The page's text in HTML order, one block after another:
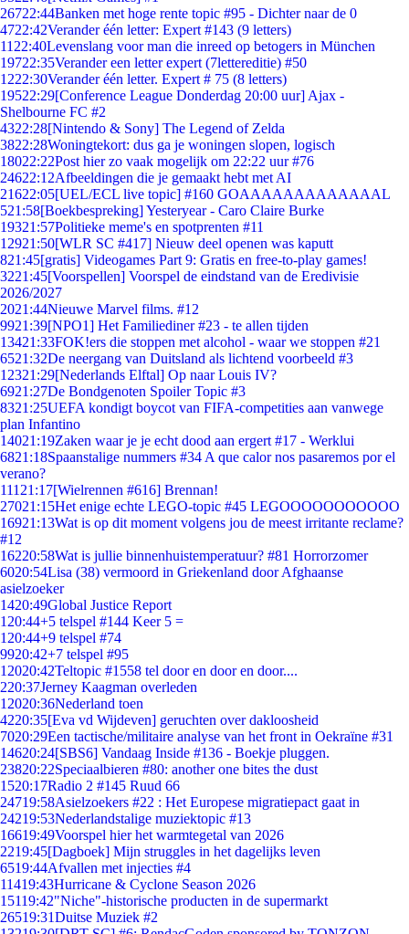
26722:44Banken met hoge rente topic #95 - Dichter naar de 0
4722:42Verander één letter: Expert #143 (9 letters)
11 22:40Levenslang voor man die inreed op betogers in München
19722:35Verander een letter expert (7lettereditie) #50
1222:30Verander één letter. Expert # 75 (8 letters)
19522:29[Conference League Donderdag 20:00 uur] Ajax -
Shelbourne FC #2
4322:28[Nintendo & Sony] The Legend of Zelda
3822:28Woningtekort: dus ga je woningen slopen, logisch
18022:22Post hier zo vaak mogelijk om 22:22 uur #76
24622:12Afbeeldingen die je gemaakt hebt met AI
21622:05[UEL/ECL live topic] #160 GOAAAAAAAAAAAAAL
521:58[Boekbespreking] Yesteryear - Caro Claire Burke
19321:57Politieke meme's en spotprenten #11
12921:50[WLR SC #417] Nieuw deel openen was kaputt
821:45[gratis] Videogames Part 9: Gratis en free-to-play games!
3221:45[Voorspellen] Voorspel de eindstand van de Eredivisie
2026/2027
2021:44Nieuwe Marvel films. #12
9921:39[NPO1] Het Familiediner #23 - te allen tijden
13421:33FOK!ers die stoppen met alcohol - waar we stoppen #21
6521:32De neergang van Duitsland als lichtend voorbeeld #3
12321:29[Nederlands Elftal] Op naar Louis IV?
6921:27De Bondgenoten Spoiler Topic #3
8321:25UEFA kondigt boycot van FIFA-competities aan vanwege
plan Infantino
14021:19Zaken waar je je echt dood aan ergert #17 - Werklui
6821:18Spaanstalige nummers #34 A que calor nos pasaremos por el
verano?
111 21:17[Wielrennen #616] Brennan!
27021:15Het enige echte LEGO-topic #45 LEGOOOOOOOOOOO
16921:13Wat is op dit moment volgens jou de meest irritante reclame?
#12
16220:58Wat is jullie binnenhuistemperatuur? #81 Horrorzomer
6020:54Lisa (38) vermoord in Griekenland door Afghaanse
asielzoeker
1420:49Global Justice Report
1 20:44+5 telspel #144 Keer 5 =
1 20:44+9 telspel #74
9920:42+7 telspel #95
12020:42Teltopic #1558 tel door en door en door....
220:37Jerney Kaagman overleden
12020:36Nederland toen
4220:35[Eva vd Wijdeven] geruchten over dakloosheid
7020:29Een tactische/militaire analyse van het front in Oekraïne #31
14620:24[SBS6] Vandaag Inside #136 - Boekje pluggen.
23820:22Speciaalbieren #80: another one bites the dust
1520:17Radio 2 #145 Ruud 66
24719:58Asielzoekers #22 : Het Europese migratiepact gaat in
24219:53Nederlandstalige muziektopic #13
16619:49Voorspel hier het warmtegetal van 2026
2219:45[Dagboek] Mijn struggles in het dagelijks leven
6519:44Afvallen met injecties #4
11419:43Hurricane & Cyclone Season 2026
15119:42"Niche"-historische producten in de supermarkt
26519:31Duitse Muziek #2